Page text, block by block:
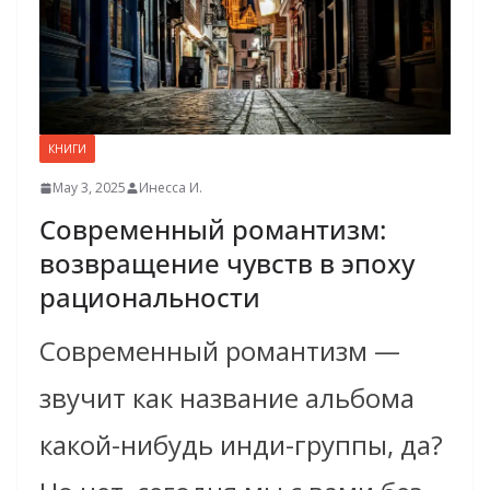
КНИГИ
May 3, 2025 Инесса И.
Современный романтизм:
возвращение чувств в эпоху
рациональности
Современный романтизм —
звучит как название альбома
какой-нибудь инди-группы, да?